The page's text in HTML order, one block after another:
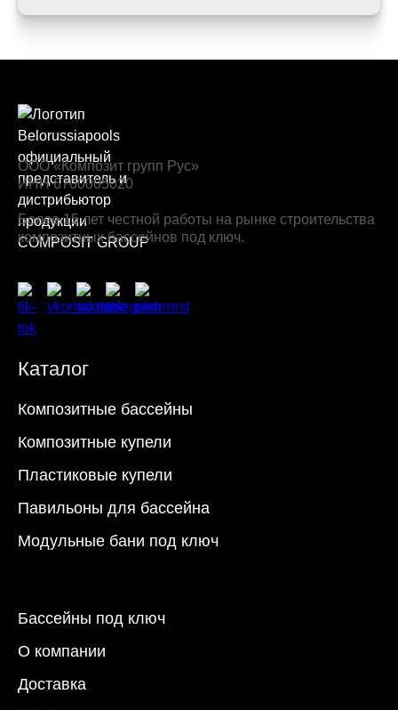
ООО «Композит групп Рус»
ИНН 6700005020
Более 15 лет честной работы на рынке строительства
композитных бассейнов под ключ.
Каталог
Композитные бассейны
Композитные купели
Пластиковые купели
Павильоны для бассейна
Модульные бани под ключ
Бассейны под ключ
О компании
Доставка